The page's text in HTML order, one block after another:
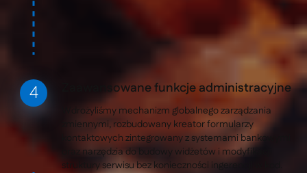
Zaawansowane funkcje administracyjne
Wdrożyliśmy mechanizm globalnego zarządzania
zmiennymi, rozbudowany kreator formularzy
kontaktowych zintegrowany z systemami bankowymi
oraz narzędzia do budowy widżetów i modyfikacji
struktury serwisu bez konieczności ingerencji w kod.